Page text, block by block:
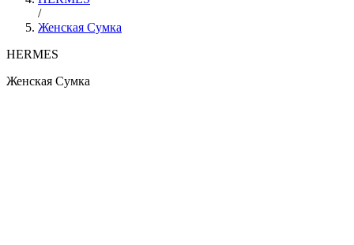
/
Женская Сумка
HERMES
Женская Сумка